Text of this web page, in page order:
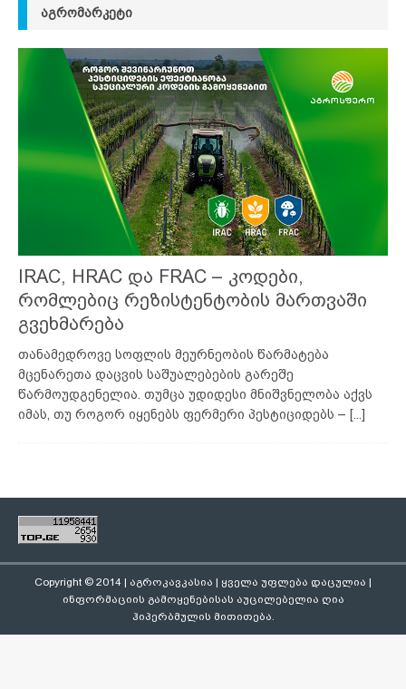
ᲐᲒᲠᲝᲛᲐᲠᲙᲔᲢᲘ
IRAC, HRAC და FRAC – კოდები,
რომლებიც რეზისტენტობის მართვაში
გვეხმარება
თანამედროვე სოფლის მეურნეობის წარმატება
მცენარეთა დაცვის საშუალებების გარეშე
წარმოუდგენელია. თუმცა უდიდესი მნიშვნელობა აქვს
იმას, თუ როგორ იყენებს ფერმერი პესტიციდებს – [...]
Copyright © 2014 | აგროკავკასია | ყველა უფლება დაცულია |
ინფორმაციის გამოყენებისას აუცილებელია ღია
ჰიპერბმულის მითითება.